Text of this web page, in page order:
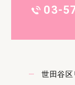
03-
世田谷区